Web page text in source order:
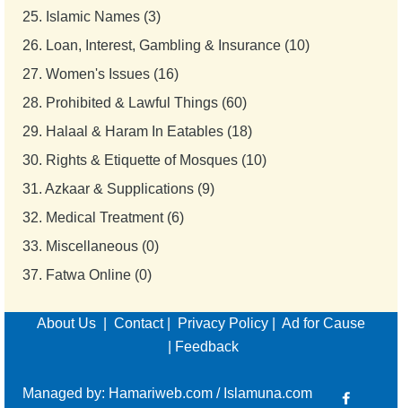
25. Islamic Names (3)
26. Loan, Interest, Gambling & Insurance (10)
27. Women's Issues (16)
28. Prohibited & Lawful Things (60)
29. Halaal & Haram In Eatables (18)
30. Rights & Etiquette of Mosques (10)
31. Azkaar & Supplications (9)
32. Medical Treatment (6)
33. Miscellaneous (0)
37. Fatwa Online (0)
About Us Contact| Privacy Policy
Ad for Cause
Feedback
Managed by: Hamariweb.com / Islamuna.com